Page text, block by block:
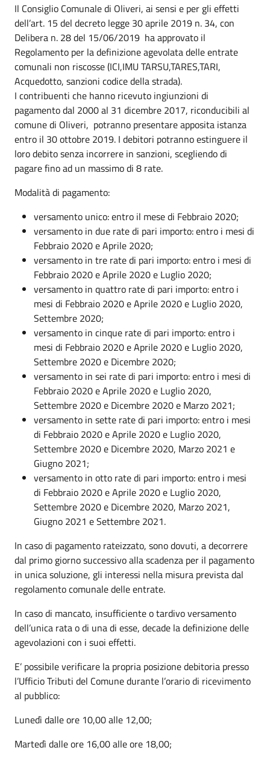
Il Consiglio Comunale di Oliveri, ai sensi e per gli effetti
dell’art. 15 del decreto legge 30 aprile 2019 n. 34, con
Delibera n. 28 del 15/06/2019 ha approvato il
Regolamento per la definizione agevolata delle entrate
comunali non riscosse (ICI,IMU TARSU,TARES,TARI,
Acquedotto, sanzioni codice della strada).
I contribuenti che hanno ricevuto ingiunzioni di
pagamento dal 2000 al 31 dicembre 2017, riconducibili al
comune di Oliveri, potranno presentare apposita istanza
entro il 30 ottobre 2019. I debitori potranno estinguere il
loro debito senza incorrere in sanzioni, scegliendo di
pagare fino ad un massimo di 8 rate.
Modalità di pagamento:
versamento unico: entro il mese di Febbraio 2020;
versamento in due rate di pari importo: entro i mesi di
Febbraio 2020 e Aprile 2020;
versamento in tre rate di pari importo: entro i mesi di
Febbraio 2020 e Aprile 2020 e Luglio 2020;
versamento in quattro rate di pari importo: entro i
mesi di Febbraio 2020 e Aprile 2020 e Luglio 2020,
Settembre 2020;
versamento in cinque rate di pari importo: entro i
mesi di Febbraio 2020 e Aprile 2020 e Luglio 2020,
Settembre 2020 e Dicembre 2020;
versamento in sei rate di pari importo: entro i mesi di
Febbraio 2020 e Aprile 2020 e Luglio 2020,
Settembre 2020 e Dicembre 2020 e Marzo 2021;
versamento in sette rate di pari importo: entro i mesi
di Febbraio 2020 e Aprile 2020 e Luglio 2020,
Settembre 2020 e Dicembre 2020, Marzo 2021 e
Giugno 2021;
versamento in otto rate di pari importo: entro i mesi
di Febbraio 2020 e Aprile 2020 e Luglio 2020,
Settembre 2020 e Dicembre 2020, Marzo 2021,
Giugno 2021 e Settembre 2021.
In caso di pagamento rateizzato, sono dovuti, a decorrere
dal primo giorno successivo alla scadenza per il pagamento
in unica soluzione, gli interessi nella misura prevista dal
regolamento comunale delle entrate.
In caso di mancato, insufficiente o tardivo versamento
dell’unica rata o di una di esse, decade la definizione delle
agevolazioni con i suoi effetti.
E’ possibile verificare la propria posizione debitoria presso
l’Ufficio Tributi del Comune durante l’orario di ricevimento
al pubblico:
Lunedì dalle ore 10,00 alle 12,00;
Martedì dalle ore 16,00 alle ore 18,00;